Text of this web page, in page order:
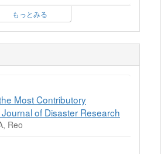
もっとみる
Most Contributory
of Disaster Research
Reo